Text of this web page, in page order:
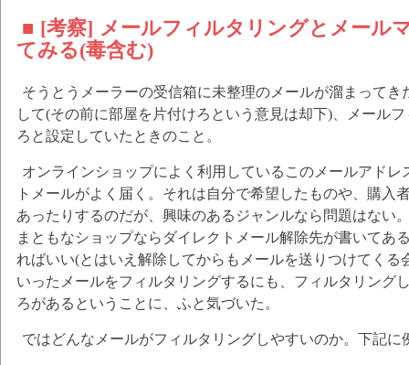
■ [考察] メールフィルタリングとメール
てみる(毒含む)
そうとうメーラーの受信箱に未整理のメールが溜まって
して(その前に部屋を片付けろという意見は却下)、メール
ろと設定していたときのこと。
オンラインショップによく利用しているこのメールアド
トメールがよく届く。それは自分で希望したものや、購入
あったりするのだが、興味のあるジャンルなら問題はない
まともなショップならダイレクトメール解除先が書いてあ
ればいい(とはいえ解除してからもメールを送りつけてくる
いったメールをフィルタリングするにも、フィルタリング
ろがあるということに、ふと気づいた。
ではどんなメールがフィルタリングしやすいのか。下記に